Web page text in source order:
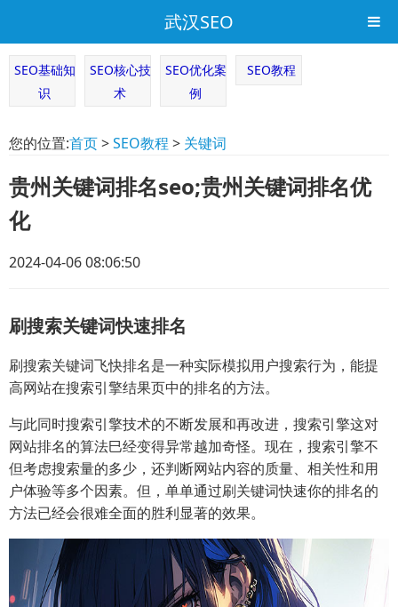
武汉SEO
SEO基础知
识
SEO核心技
术
SEO优化案
例
SEO教程
您的位置:首页>SEO教程 > 关键词
贵州关键词排名seo;贵州关键词排名优
化
2024-04-06 08:06:50
刷搜索关键词快速排名
刷搜索关键词飞快排名是一种实际模拟用户搜索行为，能提
高网站在搜索引擎结果页中的排名的方法。
与此同时搜索引擎技术的不断发展和再改进，搜索引擎这对
网站排名的算法巳经变得异常越加奇怪。现在，搜索引擎不
但考虑搜索量的多少，还判断网站内容的质量、相关性和用
户体验等多个因素。但，单单通过刷关键词快速你的排名的
方法已经会很难全面的胜利显著的效果。